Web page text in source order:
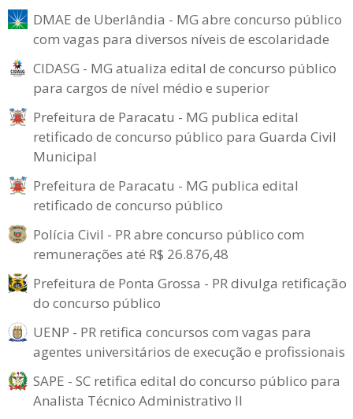
DMAE de Uberlândia - MG abre concurso público
com vagas para diversos níveis de escolaridade
CIDASG - MG atualiza edital de concurso público
para cargos de nível médio e superior
Prefeitura de Paracatu - MG publica edital
retificado de concurso público para Guarda Civil
Municipal
Prefeitura de Paracatu - MG publica edital
retificado de concurso público
Polícia Civil - PR abre concurso público com
remunerações até R$ 26.876,48
Prefeitura de Ponta Grossa - PR divulga retificação
do concurso público
UENP - PR retifica concursos com vagas para
agentes universitários de execução e profissionais
SAPE - SC retifica edital do concurso público para
Analista Técnico Administrativo II